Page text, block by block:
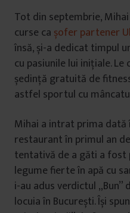
Tot din septembrie,
curse ca șofer partener
însă, și-a dedicat timpul
cu pasiunile lui inițiale.
ședință gratuită de
astfel sportul cu
Mihai a intrat prima
restaurant în primul an
tentativă de a găti a fost
legume fierte în apă cu
i-au adus verdictul „Bun”
locuia în București. Își